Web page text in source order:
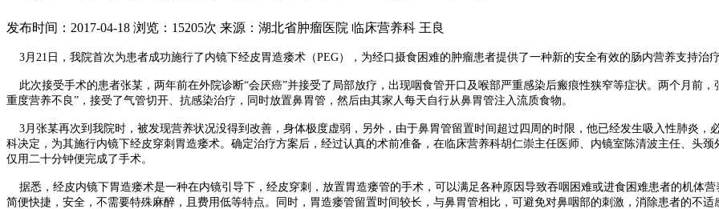
发布时间：2017-04-18 浏览：15205次 来源：湖北省肿瘤医院 临床营养科 王良
3月21日，我院首次为患者成功施行了内镜下经皮胃造瘘术（PEG），为经口摄食困难的肿瘤患者提供了一种新的安全有效的肠内营养支持治
此次接受手术的患者张某，两年前在外院诊断“会厌癌”并接受了局部放疗，出现咽食管开口及喉部严重感染后瘢痕性狭窄等症状。两个月前
重度营养不良”，接受了气管切开、抗感染治疗，同时放置鼻胃管，然后由其家人每天自行从鼻胃管注入流质食物。
3月张某再次到我院时，被发现营养状况没得到改善，身体极度虚弱，另外，由于鼻胃管留置时间超过四周的时限，他已经发生吸入性肺炎，
科决定，为其施行内镜下经皮穿刺胃造瘘术。确定治疗方案后，经过认真的术前准备，在临床营养科胡仁崇主任医师、内镜室陈清波主任、头
仅用二十分钟便完成了手术。
据悉，经皮内镜下胃造瘘术是一种在内镜引导下，经皮穿刺，放置胃造瘘管的手术，可以满足各种原因导致吞咽困难或进食困难患者的机体
简便快捷，安全，不需要特殊麻醉，且费用低等特点。同时，胃造瘘管留置时间较长，与鼻胃管相比，可避免对鼻咽部的刺激，消除患者的不